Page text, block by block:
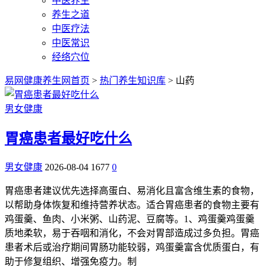
养生之道
中医疗法
中医常识
经络穴位
易网健康养生网首页 > 热门养生知识库 > 山药
男女健康
胃癌患者最好吃什么
男女健康 2026-08-04 1677 0
胃癌患者建议优先选择高蛋白、易消化且富含维生素的食物，
以帮助身体恢复和维持营养状态。适合胃癌患者的食物主要有
鸡蛋羹、鱼肉、小米粥、山药泥、豆腐等。1、鸡蛋羹鸡蛋羹
质地柔软，易于吞咽和消化，不会对胃部造成过多负担。胃癌
患者术后或治疗期间胃肠功能较弱，鸡蛋羹富含优质蛋白，有
助于修复组织、增强免疫力。制